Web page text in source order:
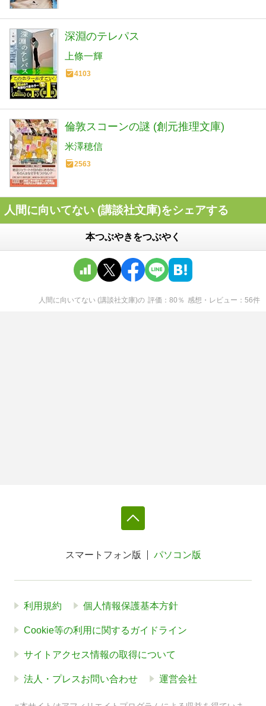
深淵のテレパス
上條一輝
4103
倫敦スコーンの謎 (創元推理文庫)
米澤穂信
2563
人間に向いてない (講談社文庫)をシェアする
本つぶやきをつぶやく
人間に向いてない (講談社文庫)の 評価 80 ％ 感想・レビュー 56件
スマートフォン版 パソコン版
利用規約 個人情報保護基本方針
Cookie等の利用に関するガイドライン
サイトアクセス情報の取得について
法人・プレスお問い合わせ 運営会社